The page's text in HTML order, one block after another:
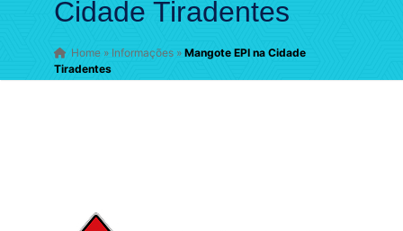
Cidade Tiradentes
Home» Informações » Mangote EPI na Cidade
Tiradentes